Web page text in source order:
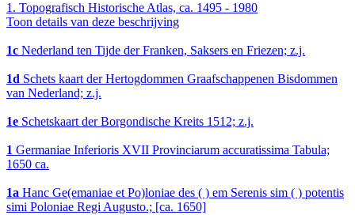
1. Topografisch Historische Atlas, ca. 1495 - 1980
Toon details van deze beschrijving
1c Nederland ten Tijde der Franken, Saksers en Friezen; z.j.
1d Schets kaart der Hertogdommen Graafschappenen Bisdommen
van Nederland; z.j.
1e Schetskaart der Borgondische Kreits 1512; z.j.
1 Germaniae Inferioris XVII Provinciarum accuratissima Tabula;
1650 ca.
1a Hanc Ge(emaniae et Po)loniae des ( ) em Serenis sim ( ) potentis
simi Poloniae Regi Augusto.; [ca. 1650]